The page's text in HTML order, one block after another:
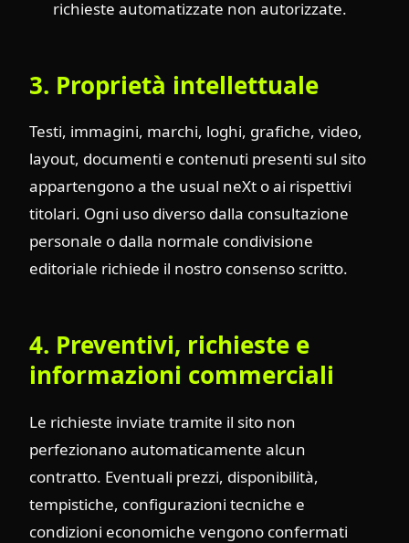
richieste automatizzate non autorizzate.
3. Proprietà intellettuale
Testi, immagini, marchi, loghi, grafiche, video,
layout, documenti e contenuti presenti sul sito
appartengono a the usual neXt o ai rispettivi
titolari. Ogni uso diverso dalla consultazione
personale o dalla normale condivisione
editoriale richiede il nostro consenso scritto.
4. Preventivi, richieste e
informazioni commerciali
Le richieste inviate tramite il sito non
perfezionano automaticamente alcun
contratto. Eventuali prezzi, disponibilità,
tempistiche, configurazioni tecniche e
condizioni economiche vengono confermati